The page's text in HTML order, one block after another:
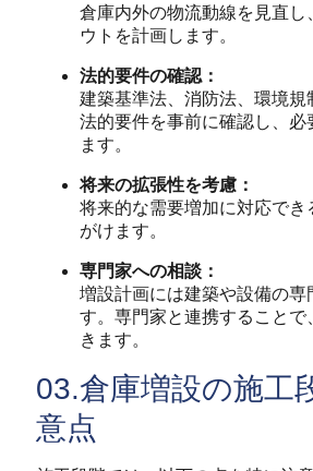
倉庫内外の物流動線を見直し
ウトを計画します。
法的要件の確認：
建築基準法、消防法、環境規
法的要件を事前に確認し、必
ます。
将来の拡張性を考慮：
将来的な需要増加に対応でき
がけます。
専門家への相談：
増設計画には建築や設備の専
す。専門家と連携することで
きます。
03.倉庫増設の施工
意点